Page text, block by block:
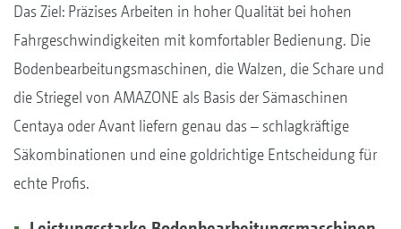
Das Ziel: Präzises Arbeiten in hoher Qualität bei hohen
Fahrgeschwindigkeiten mit komfortabler Bedienung. Die
Bodenbearbeitungsmaschinen, die Walzen, die Schare und
die Striegel von AMAZONE als Basis der Sämaschinen
Centaya oder Avant liefern genau das – schlagkräftige
Säkombinationen und eine goldrichtige Entscheidung für
echte Profis.